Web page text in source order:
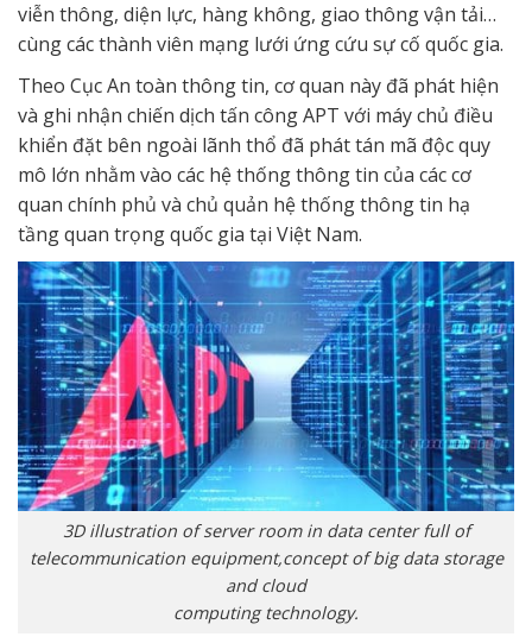
viễn thông, diện lực, hàng không, giao thông vận tải…
cùng các thành viên mạng lưới ứng cứu sự cố quốc gia.
Theo Cục An toàn thông tin, cơ quan này đã phát hiện
và ghi nhận chiến dịch tấn công APT với máy chủ điều
khiển đặt bên ngoài lãnh thổ đã phát tán mã độc quy
mô lớn nhằm vào các hệ thống thông tin của các cơ
quan chính phủ và chủ quản hệ thống thông tin hạ
tầng quan trọng quốc gia tại Việt Nam.
3D illustration of server room in data center full of
telecommunication equipment,concept of big data storage
and cloud
computing technology.